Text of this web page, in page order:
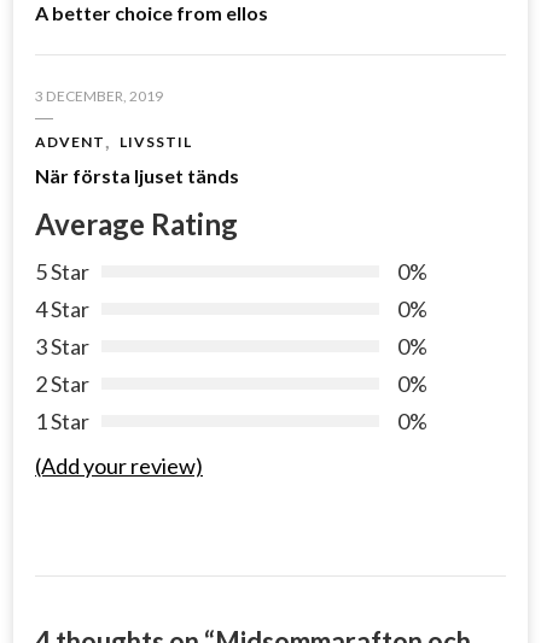
A better choice from ellos
3 DECEMBER, 2019
ADVENT LIVSSTIL
När första ljuset tänds
Average Rating
5 Star
0%
4 Star
0%
3 Star
0%
2 Star
0%
1 Star
0%
(Add your review)